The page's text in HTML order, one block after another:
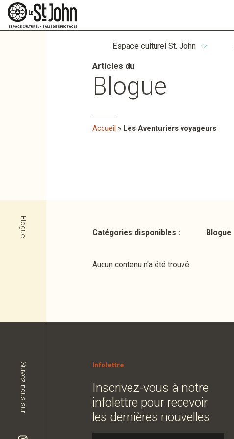
Espace culturel St. John
Articles du
Blogue
Accueil » Les Aventuriers voyageurs
Blogue Catégories disponibles : Blogue
Aucun contenu n'a été trouvé.
Suivez nous sur Infolettre
Inscrivez-vous à notre
infolettre pour recevoir
les dernières nouvelles